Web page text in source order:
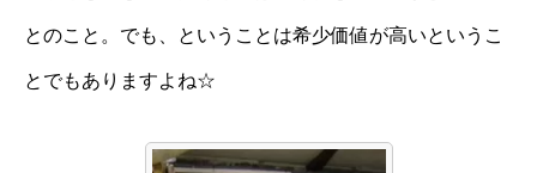
とのこと。でも、ということは希少価値が高いというこ
とでもありますよね☆